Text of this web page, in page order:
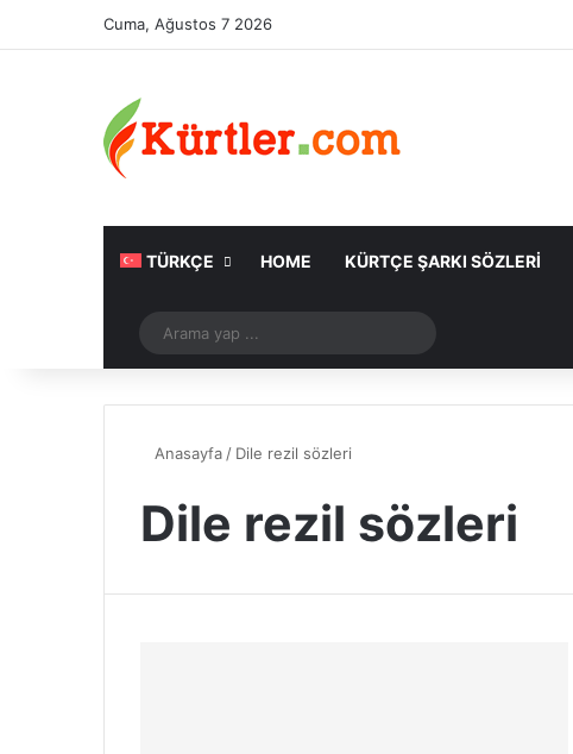
Cuma, Ağustos 7 2026
TÜRKÇE HOME KÜRTÇE ŞARKI SÖZLERI
Rastgele Makale
yap
Anasayfa / Dile rezil sözleri
Dile rezil sözleri